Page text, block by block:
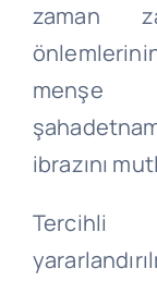
zaman
menşe
ibrazını
Tercihli